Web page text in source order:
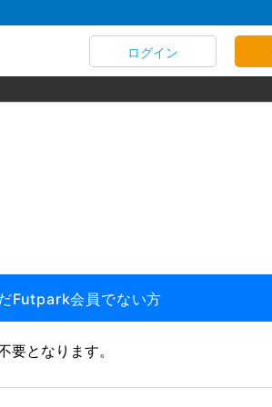
ログイン
Futpark会員でない方
となります。